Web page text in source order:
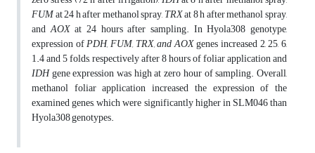
FUMat 24 h after methanol spray,TRXat 8 h after methanol spray,
andAOXat 24 hours after sampling. In Hyola308 genotype,
expression ofPDH, FUM, TRX, and AOXgenes increased 2, 25, 6,
1.4 and 5 folds, respectively after 8 hours of foliar application and
IDHgene expression was high at zero hour of sampling. Overall,
methanol foliar application increased the expression of the
examined genes, which were significantly higher in SLM046 than
Hyola308 genotypes.